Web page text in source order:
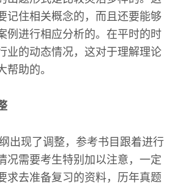
记住相关概念的，而且还要能够
例进行相应分析的。在平时的时
业的动态情况，这对于理解理论
帮助的。
出现了调整，参考书目跟着进行
况需要考生特别加以注意，一定
求去准备复习的资料，历年真题